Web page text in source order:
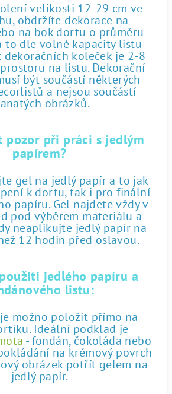
velikosti 12-29 cm ve
obdržíte dekorace na
na bok dortu o průměru
to dle volné kapacity listu
dekoračních koleček je 2-8
na listu. Dekorační
být součástí některých
a nejsou součástí
obrázků.
pozor při práci s jedlým
papírem?
gel na jedlý papír a to jak
k dortu, tak i pro finální
papíru. Gel najdete vždy v
pod výběrem materiálu a
neaplikujte jedlý papír na
12 hodin před oslavou.
jedlého papíru a
listu:
možno položit přímo na
Ideální podklad je
- fondán, čokoláda nebo
na krémový povrch
obrázek potřít gelem na
jedlý papír.